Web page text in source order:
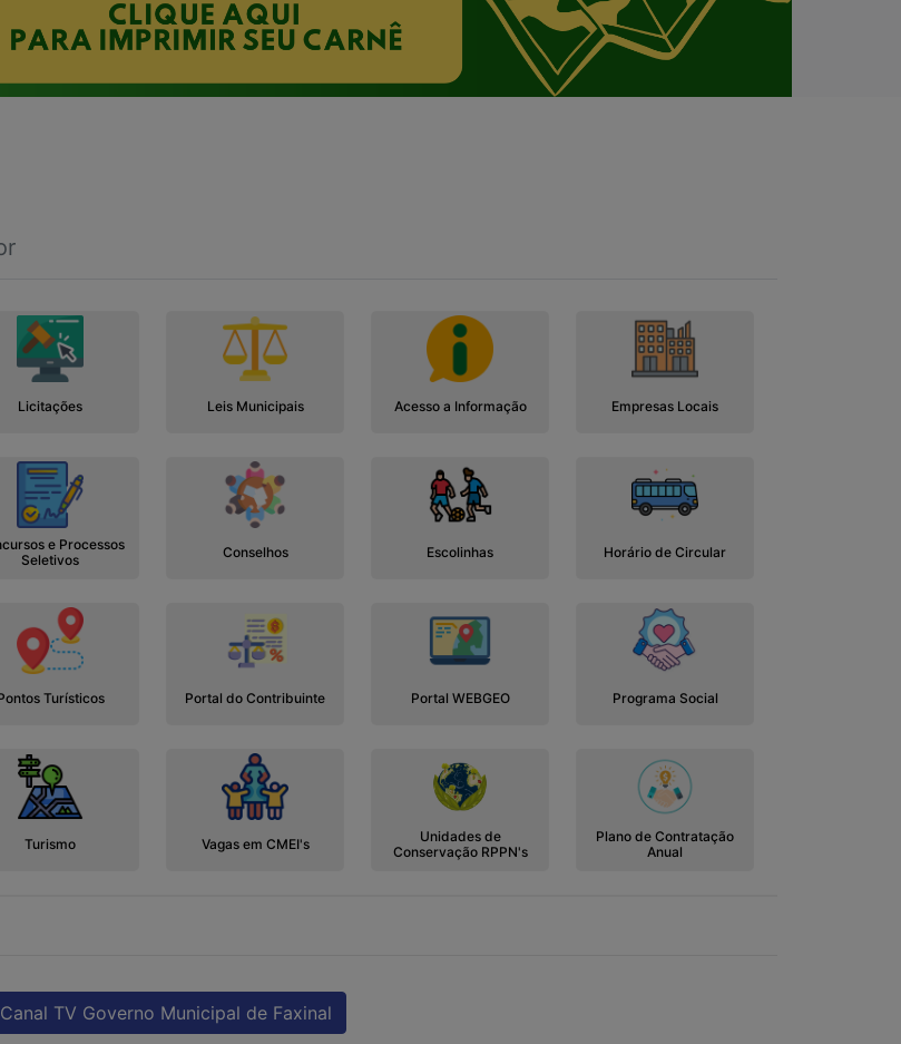
Licitações Leis Municipais Acesso a Informação Empresas Locais
e Processos
Seletivos
Conselhos Escolinhas Horário de Circular
Turísticos Portal do Contribuinte Portal WEBGEO Programa Social
Turismo Vagas em CMEI's
Unidades de
Conservação RPPN's
Plano de Contratação
Anual
TV Governo Municipal de Faxinal